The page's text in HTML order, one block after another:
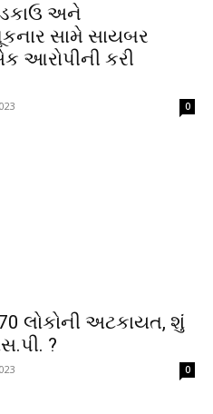
અને
સામે સાયબર
આરોપીની કરી
0
લોકોની અટકાયત, શું
?
0